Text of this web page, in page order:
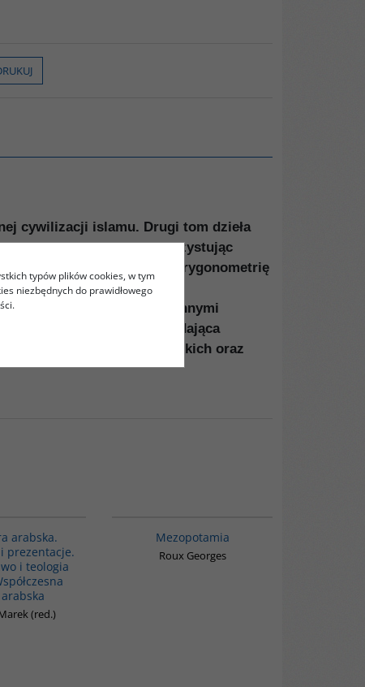
cywilizacji islamu. Drugi tom dzieła
od X do XV w. Wykorzystując
techniki numeryczne, trygonometrię
co między innymi
praca odpowiadająca
zachodnich i rosyjskich oraz
arabska.
prezentacje.
i teologia
(red.)
Mezopotamia
Roux Georges
typów plików cookies, w tym
niezbędnych do prawidłowego